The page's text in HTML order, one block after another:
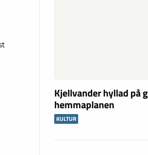
Kjellvander hyllad på
hemmaplanen
KULTUR